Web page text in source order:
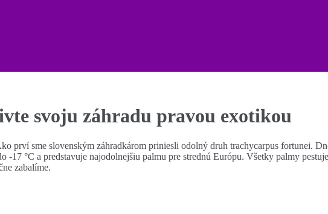
svoju záhradu pravou exotikou
prví sme slovenským záhradkárom priniesli odolný druh trachycarpus fortunei.
17 °C a predstavuje najodolnejšiu palmu pre strednú Európu. Všetky palmy
zabalíme.